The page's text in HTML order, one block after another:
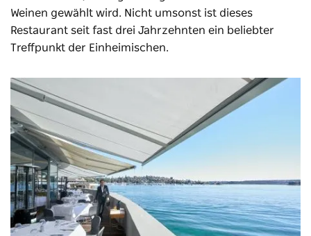
Weinen gewählt wird. Nicht umsonst ist dieses
Restaurant seit fast drei Jahrzehnten ein beliebter
Treffpunkt der Einheimischen.